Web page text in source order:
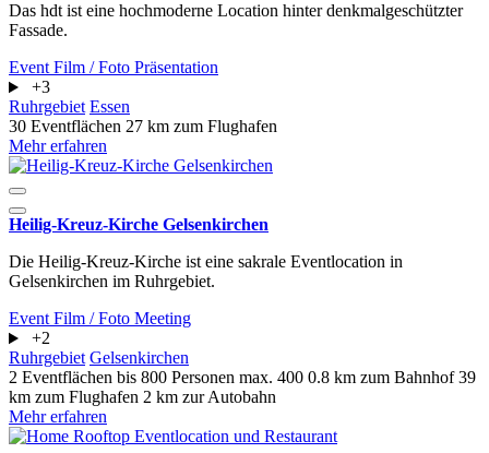
Das hdt ist eine hochmoderne Location hinter denkmalgeschützter
Fassade.
Event Film / Foto Präsentation
+3
Ruhrgebiet Essen
30 Eventflächen 27 km zum Flughafen
Mehr erfahren
Heilig-Kreuz-Kirche Gelsenkirchen
Die Heilig-Kreuz-Kirche ist eine sakrale Eventlocation in
Gelsenkirchen im Ruhrgebiet.
Event Film / Foto Meeting
+2
Ruhrgebiet Gelsenkirchen
2 Eventflächen bis 800 Personen max. 400 0.8 km zum Bahnhof39
km zum Flughafen 2 km zur Autobahn
Mehr erfahren